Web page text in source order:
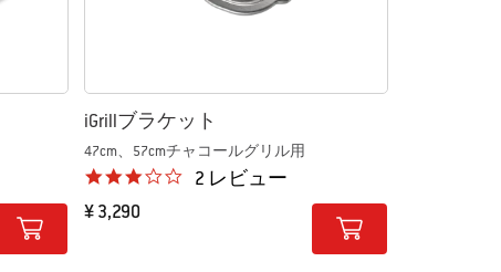
iGrillブラケット
47cm、57cmチャコールグリル用
3.0 star rating
2 レビュー
¥ 3,290